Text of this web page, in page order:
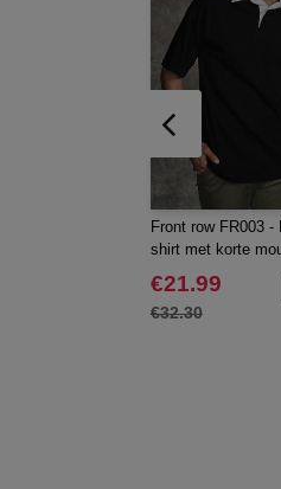
Front row FR003 -
shirt met korte
€21.99
€32.30